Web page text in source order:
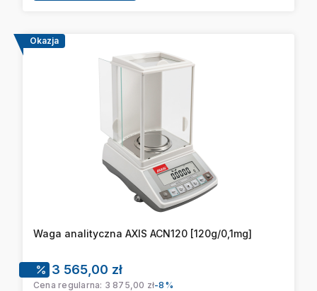
Okazja
Waga analityczna AXIS ACN120 [120g/0,1mg]
Cena promocyjna
3 565,00 zł
Cena regularna: 3 875,00 zł-8%